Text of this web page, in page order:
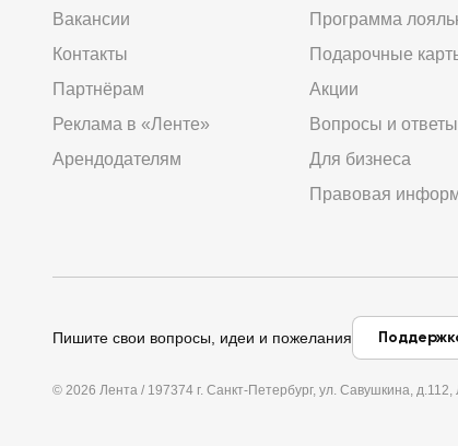
Вакансии
Контакты
Партнёрам
Реклама в «Ленте»
Арендодателям
Программа
Подарочные
Акции
Вопросы и ответы
Для бизнеса
Правовая
Пишите свои вопросы, идеи и пожелания
© 2026 Лента / 197374 г. Санкт-Петербург, ул. Савушкина,